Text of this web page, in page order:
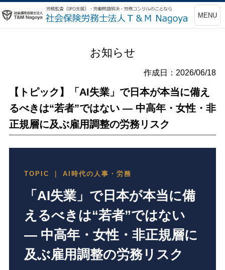
MENU
お知らせ
作成日：2026/06/18
【トピック】「AI失業」で日本が本当に備え
るべきは“若者”ではない ― 中高年・女性・非
正規層に及ぶ雇用調整の労務リスク
TOPIC ｜ AI時代の人事・労務
「AI失業」で日本が本当に備
えるべきは“若者”ではない
― 中高年・女性・非正規層に
及ぶ雇用調整の労務リスク